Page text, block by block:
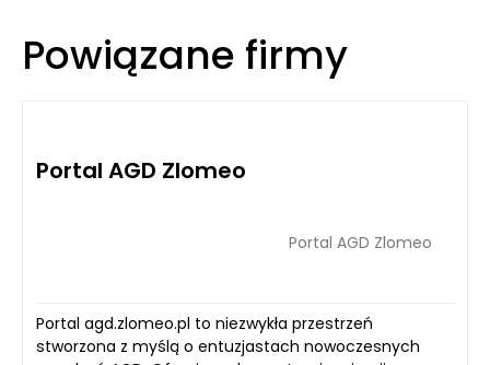
Powiązane firmy
Portal AGD Zlomeo
Portal AGD Zlomeo
Portal agd.zlomeo.pl to niezwykła przestrzeń
stworzona z myślą o entuzjastach nowoczesnych